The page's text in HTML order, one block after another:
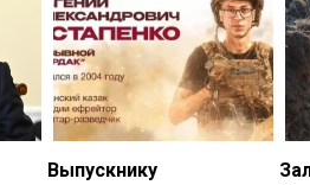
Выпускнику